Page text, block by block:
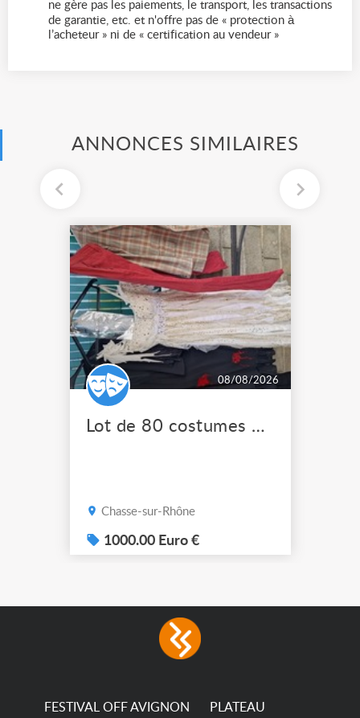
ne gère pas les paiements, le transport, les transactions
de garantie, etc. et n'offre pas de « protection à
l’acheteur » ni de « certification au vendeur »
ANNONCES SIMILAIRES
08/08/2026
Lot de 80 costumes de scène pro
Chasse-sur-Rhône
1000.00 Euro €
FESTIVAL OFF AVIGNON PLATEAU